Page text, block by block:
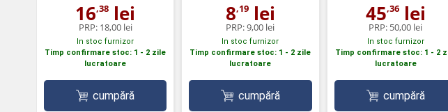
16,38 lei
PRP: 18,00 lei
In stoc furnizor
Timp confirmare stoc: 1 - 2 zile
lucratoare
cumpără
8,19lei
PRP:9,00 lei
In stoc furnizor
Timp confirmare stoc: 1 - 2 zile
lucratoare
cumpără
45,36lei
PRP: 50,00 lei
In stoc furnizor
Timp confirmare stoc: 1 - 2
lucratoare
cumpără